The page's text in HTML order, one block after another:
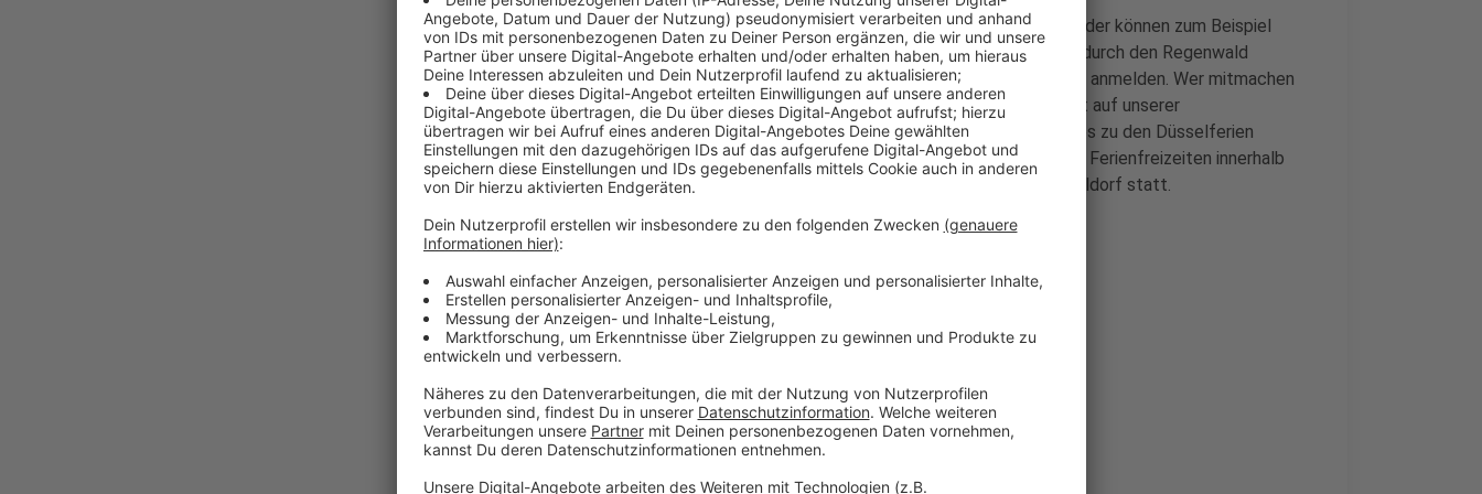
Der Aquazoo bietet zum Beispiel verschiedene Workshops an. Kinder können zum Beispiel
mikroskopieren, fotografieren oder eine kleine Entdeckungsreise durch den Regenwald
machen. Für die Veranstaltungen können Familien ihre Kinder jetzt anmelden. Wer mitmachen
möchte, muss 5 € plus Eintritt zahlen. Alle Infos haben wir verlinkt auf unserer
antenneduesseldorf.de/nachrichten. Dort haben wir auch alle Infos zu den Düsselferien
verlinkt. Jedes Jahr fahren 10.000 Kinder und Jugendliche mit auf Ferienfreizeiten innerhalb
und außerhalb Deutschlands oder nehmen an Angeboten in Düsseldorf statt.
Anzeige
Weitere Infos und Links zum Thema:
Anzeige
Hier informiert die Stadt
Das gesamte Programm